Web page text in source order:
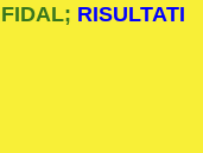
RISULTATI